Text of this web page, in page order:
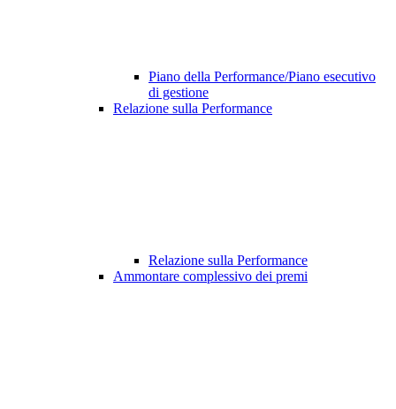
Piano della Performance/Piano esecutivo
di gestione
Relazione sulla Performance
Relazione sulla Performance
Ammontare complessivo dei premi